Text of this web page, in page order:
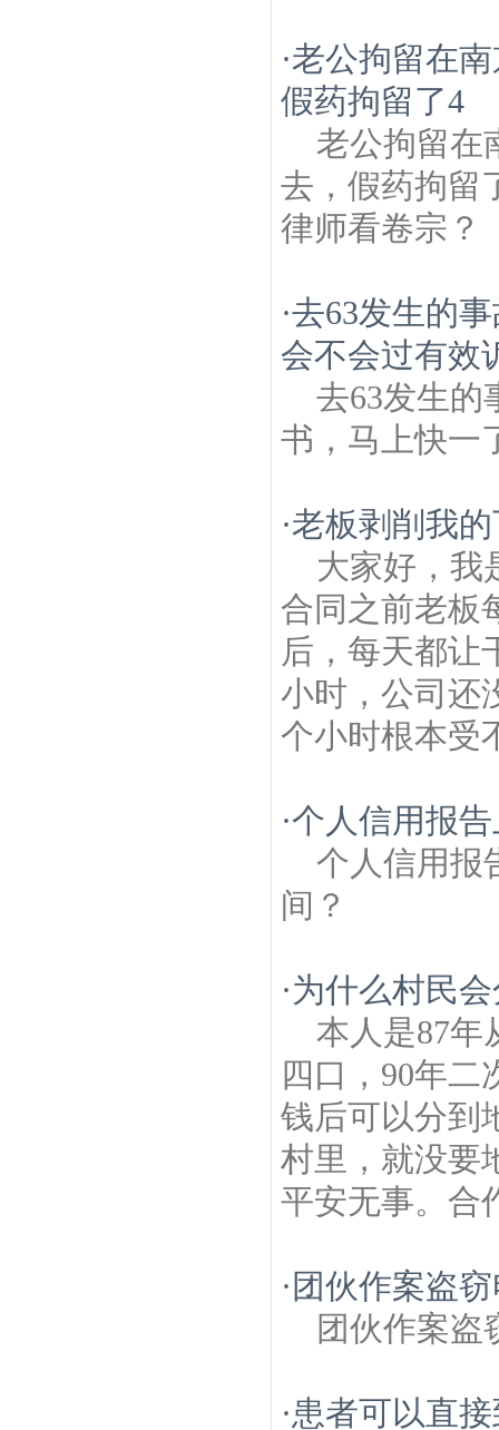
·老公拘留在
假药拘留了4
老公拘留在
去，假药拘留
律师看卷宗？
·去63发生的
会不会过有效
去63发生的
书，马上快一
·老板剥削我
大家好，我
合同之前老板
后，每天都让
小时，公司还
个小时根本受
·个人信用报
个人信用报
间？
·为什么村民
本人是87年
四口，90年二
钱后可以分到
村里，就没要
平安无事。合
· 团伙作案盗
团伙作案盗
·患者可以直